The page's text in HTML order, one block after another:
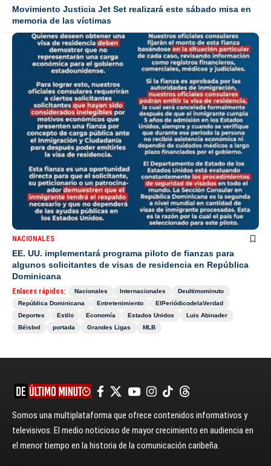
Movimiento Justicia Jet Set realizará este sábado misa en
memoria de las víctimas
NACIONALES
EE. UU. implementará programa piloto de fianzas para
algunos solicitantes de visas de residencia en República
Dominicana
Enlaces rápidos: Nacionales Internacionales
Deultimominuto
República Dominicana
Entretenimiento
ElPeriódicodelaVerdad
Deportes
Estilo Economía Estados Unidos
Luis Abinader
Béisbol
portada Grandes Ligas MLB
Somos una multiplataforma que ofrece contenidos informativos y
televisivos. El medio noticioso de mayor crecimiento en audiencia en
el menor tiempo en la historia de la comunicación caribeña.